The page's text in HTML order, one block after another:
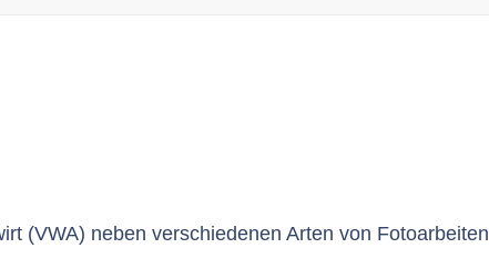
(VWA) neben verschiedenen Arten von